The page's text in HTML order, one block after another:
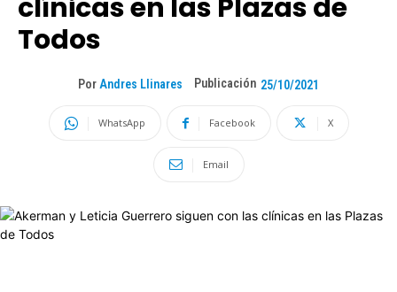
clínicas en las Plazas de
Todos
Por Andres Llinares Publicación 25/10/2021
WhatsApp Facebook X
Email